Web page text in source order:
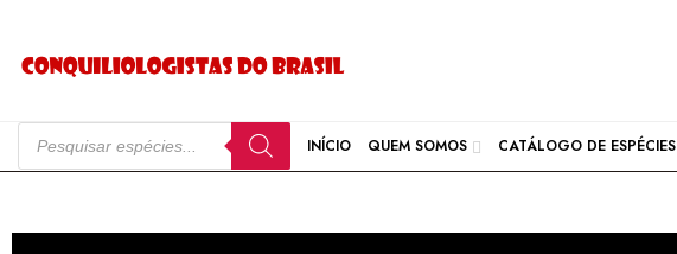
INÍCIO QUEM SOMOS CATÁLOGO DE ESPÉCIES